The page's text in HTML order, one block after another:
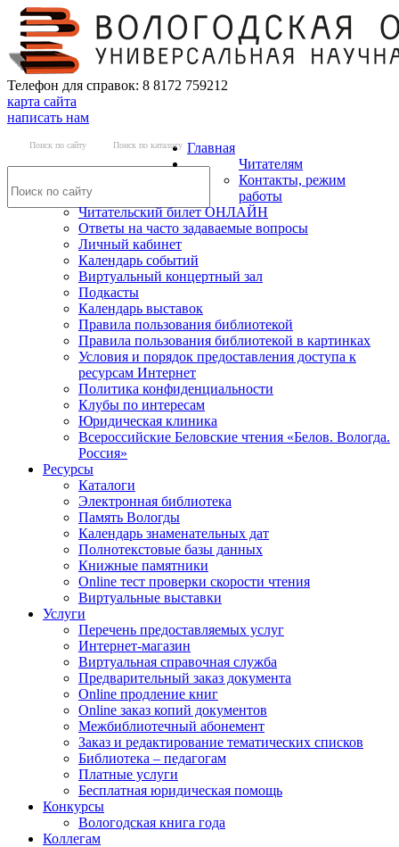
Телефон для справок: 8 8172 759212
карта сайта
написать нам
Поиск по сайту Поиск по каталогу Главная
Читателям
Контакты, режим
работы
Читательский билет ОНЛАЙН
Ответы на часто задаваемые вопросы
Личный кабинет
Календарь событий
Виртуальный концертный зал
Подкасты
Календарь выставок
Правила пользования библиотекой
Правила пользования библиотекой в картинках
Условия и порядок предоставления доступа к
ресурсам Интернет
Политика конфиденциальности
Клубы по интересам
Юридическая клиника
Всероссийские Беловские чтения «Белов. Вологда.
Россия»
Ресурсы
Каталоги
Электронная библиотека
Память Вологды
Календарь знаменательных дат
Полнотекстовые базы данных
Книжные памятники
Online тест проверки скорости чтения
Виртуальные выставки
Услуги
Перечень предоставляемых услуг
Интернет-магазин
Виртуальная справочная служба
Предварительный заказ документа
Online продление книг
Online заказ копий документов
Межбиблиотечный абонемент
Заказ и редактирование тематических списков
Библиотека – педагогам
Платные услуги
Бесплатная юридическая помощь
Конкурсы
Вологодская книга года
Коллегам